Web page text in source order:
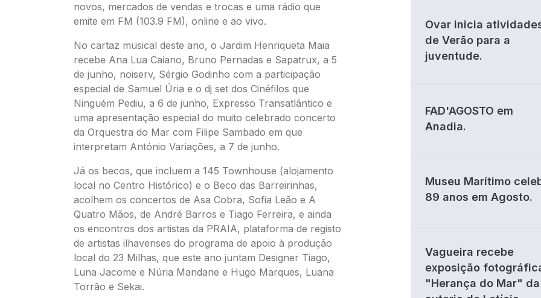
novos, mercados de vendas e trocas e uma rádio que
emite em FM (103.9 FM), online e ao vivo.
No cartaz musical deste ano, o Jardim Henriqueta Maia
recebe Ana Lua Caiano, Bruno Pernadas e Sapatrux, a 5
de junho, noiserv, Sérgio Godinho com a participação
especial de Samuel Úria e o dj set dos Cinéfilos que
Ninguém Pediu, a 6 de junho, Expresso Transatlântico e
uma apresentação especial do muito celebrado concerto
da Orquestra do Mar com Filipe Sambado em que
interpretam António Variações, a 7 de junho.
Já os becos, que incluem a 145 Townhouse (alojamento
local no Centro Histórico) e o Beco das Barreirinhas,
acolhem os concertos de Asa Cobra, Sofia Leão e A
Quatro Mãos, de André Barros e Tiago Ferreira, e ainda
os encontros dos artistas da PRAIA, plataforma de registo
de artistas ilhavenses do programa de apoio à produção
local do 23 Milhas, que este ano juntam Designer Tiago,
Luna Jacome e Núria Mandane e Hugo Marques, Luana
Torrão e Sekai.
Ovar inicia
de Verão para a
juventude.
FAD'AGOSTO em
Anadia.
Museu Marítimo
89 anos em Agosto.
Vagueira recebe
exposição
"Herança do Mar" da